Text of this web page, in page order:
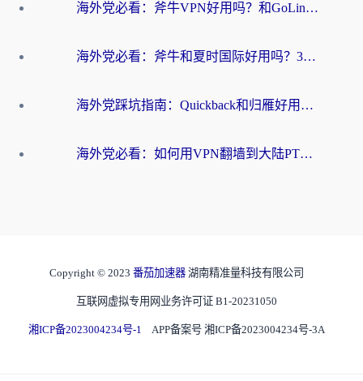
海外党必看：斧牛VPN好用吗？和GoLinkVPN对比哪个回国效果更好？
海外党必看：斧牛和夏时国际好用吗？3步选对回国加速器，无缝刷国内资源
海外党踩坑指南：Quickback和归雁好用吗？选对加速器才能无缝刷国内资源
海外党必看：如何用VPN翻墙到大陆PTT？一篇解决你所有回国加速痛点
Copyright © 2023 番茄加速器 湖南精准量科技有限公司
互联网虚拟专用网业务许可证 B1-20231050
湘ICP备2023004234号-1 APP备案号 湘ICP备2023004234号-3A